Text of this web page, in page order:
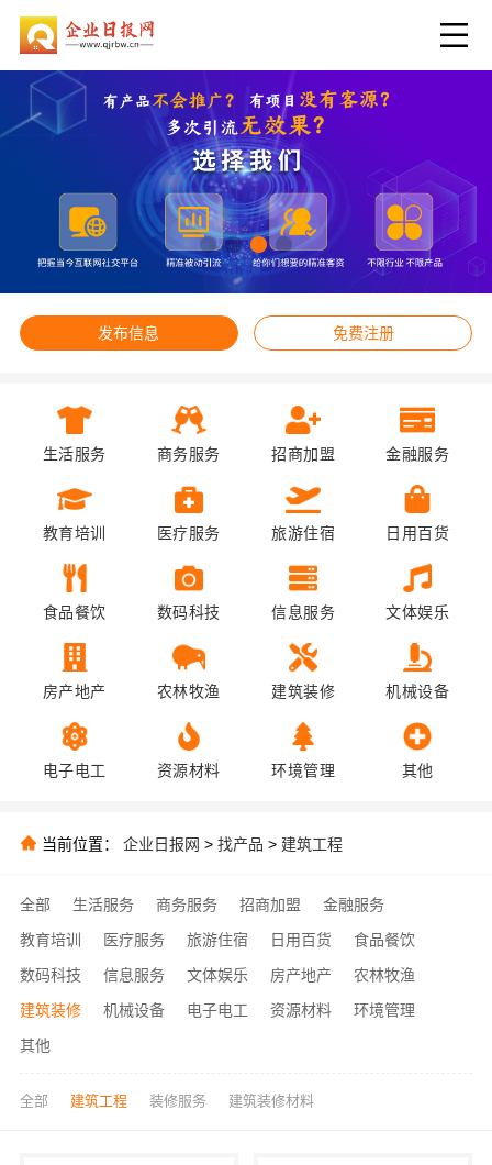
发布信息 免费注册
生活服务 商务服务 招商加盟 金融服务
教育培训 医疗服务 旅游住宿 日用百货
食品餐饮 数码科技 信息服务 文体娱乐
房产地产 农林牧渔 建筑装修 机械设备
电子电工 资源材料 环境管理 其他
当前位置： 企业日报网 > 找产品 > 建筑工程
全部 生活服务 商务服务 招商加盟
金融服务
教育培训
医疗服务 旅游住宿 日用百货
食品餐饮
数码科技
信息服务 文体娱乐 房产地产
农林牧渔
建筑装修
机械设备 电子电工 资源材料
环境管理
其他
全部 建筑工程 装修服务 建筑装修材料